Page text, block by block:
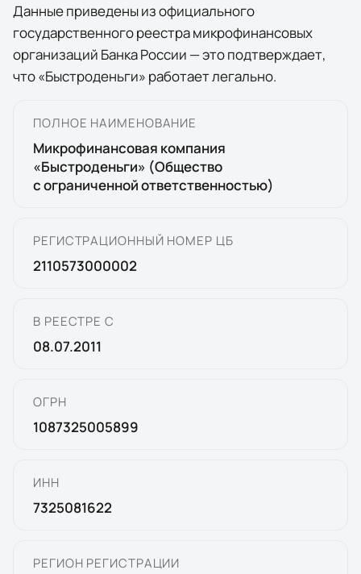
Данные приведены из официального
государственного реестра микрофинансовых
организаций Банка России — это подтверждает,
что«Быстроденьги» работает легально.
ПОЛНОЕ НАИМЕНОВАНИЕ
Микрофинансовая компания
«Быстроденьги» (Общество
с ограниченной ответственностью)
РЕГИСТРАЦИОННЫЙ НОМЕР ЦБ
2110573000002
В РЕЕСТРЕ С
08.07.2011
ОГРН
1087325005899
ИНН
7325081622
РЕГИОН РЕГИСТРАЦИИ